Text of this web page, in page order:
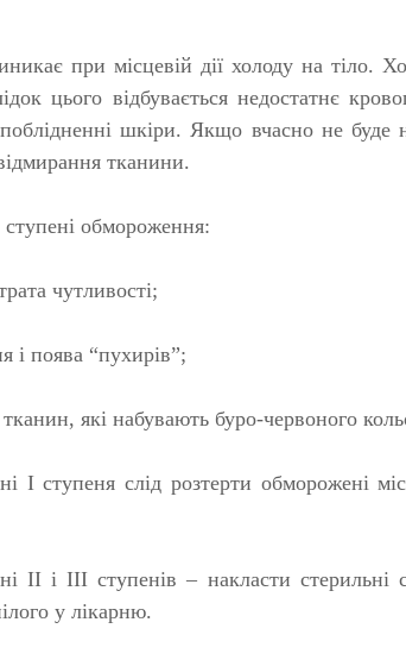
при місцевій дії холоду на тіло.
цього відбувається недостатнє
поблідненні шкіри. Якщо вчасно не
тканини.
ступені обмороження:
чутливос­ті;
і поява “пухирів”;
які набува­ють буро-червоного
І ступеня слід розтерти обморожені
II і III ступенів – на­класти стерильні
у лікарню.